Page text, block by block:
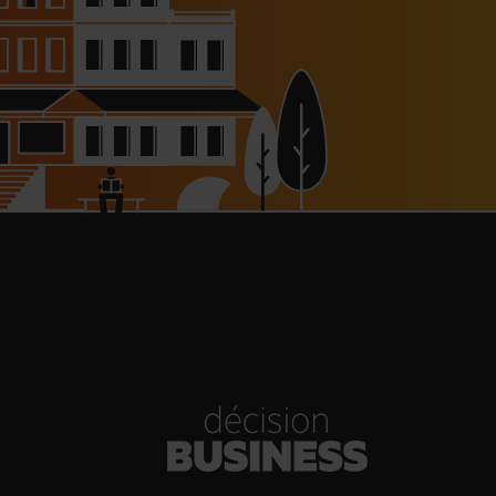
à 8 000 € pour les
l’autoroute A63
réouverte
Woman Dinners de Veuve
Clicquot de retour
Hôtels : un chiffre d’affaires